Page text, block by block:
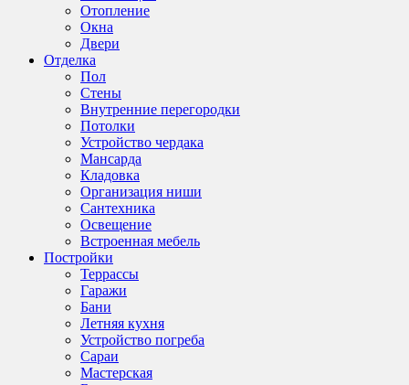
Отопление
Окна
Двери
Отделка
Пол
Стены
Внутренние перегородки
Потолки
Устройство чердака
Мансарда
Кладовка
Организация ниши
Сантехника
Освещение
Встроенная мебель
Постройки
Террассы
Гаражи
Бани
Летняя кухня
Устройство погреба
Сараи
Мастерская